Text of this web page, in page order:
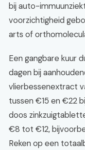
bij auto-
voorzichtigheid
arts of
Een gangbare kuur
dagen bij
vlierbessenextract
tussen €15 en €22
doos
€8 tot €12,
Reken op een